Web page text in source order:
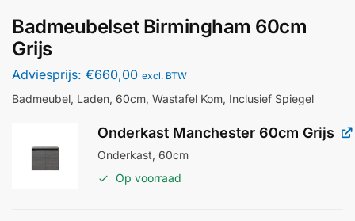
Badmeubelset Birmingham 60cm
Grijs
Adviesprijs: €660,00 excl. BTW
Badmeubel, Laden, 60cm, Wastafel Kom, Inclusief Spiegel
Onderkast Manchester 60cm Grijs
Onderkast, 60cm
Op voorraad